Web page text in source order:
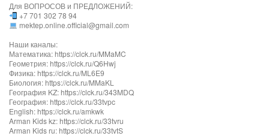
Для ВОПРОСОВ и ПРЕДЛОЖЕНИЙ:
+7 701 302 78 94
mektep.online.official@gmail.com
Наши каналы:
Математика: https://clck.ru/MMaMC
Геометрия: https://clck.ru/Q6Hwj
Физика: https://clck.ru/ML6E9
Биология: https://clck.ru/MMaKL​​​​​​
География KZ: https://clck.ru/343MDQ
География: https://clck.ru/33tvpc
English: https://clck.ru/amkwk
Arman Kids kz: https://clck.ru/33tvru
Arman Kids ru: https://clck.ru/33tvtS